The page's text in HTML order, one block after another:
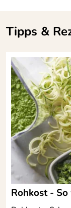
Tipps &
Rohkost -